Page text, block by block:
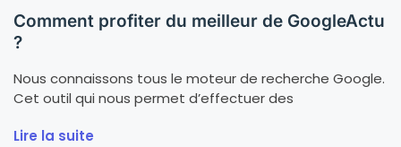
Comment profiter du meilleur de GoogleActu
?
Nous connaissons tous le moteur de recherche Google.
Cet outil qui nous permet d’effectuer des
Lire la suite